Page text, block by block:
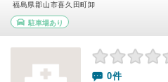
福島県郡山市喜久田町卸
駐車場あり
0件